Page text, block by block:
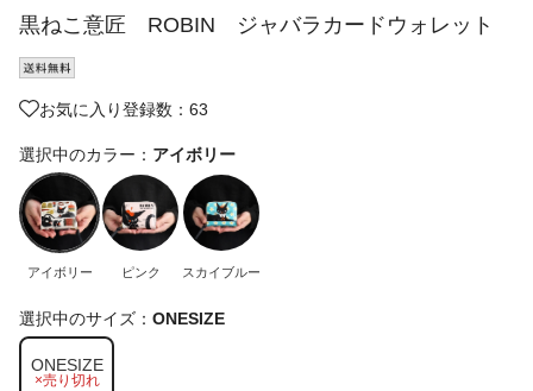
黒ねこ意匠 ROBIN ジャバラカードウォレット
お気に入り登録数：63
選択中のカラー： アイボリー
アイボリー ピンク スカイブルー
選択中のサイズ： ONESIZE
ONESIZE
×売り切れ